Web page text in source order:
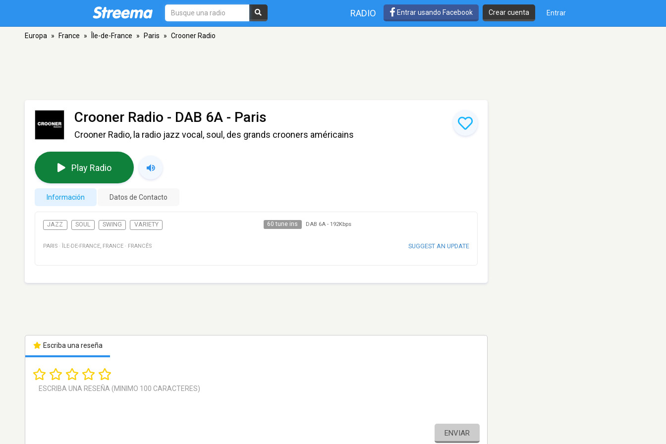
RADIO Entrar usando Facebook Crear cuenta Entrar
Europa » France » Île-de-France » Paris » Crooner Radio
Crooner Radio - DAB 6A - Paris
Crooner Radio, la radio jazz vocal, soul, des grands crooners américains
Play Radio
Información Datos de Contacto
JAZZ SOUL SWING VARIETY 60 tune ins DAB 6A- 192Kbps
PARIS · ÎLE-DE-FRANCE, FRANCE · FRANCÊS SUGGEST AN UPDATE
Escriba una reseña
ENVIAR